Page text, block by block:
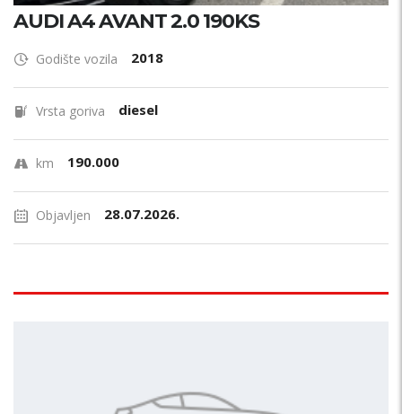
AUDI A4 AVANT 2.0 190KS
Godište vozila 2018
Vrsta goriva diesel
km 190.000
Objavljen 28.07.2026.